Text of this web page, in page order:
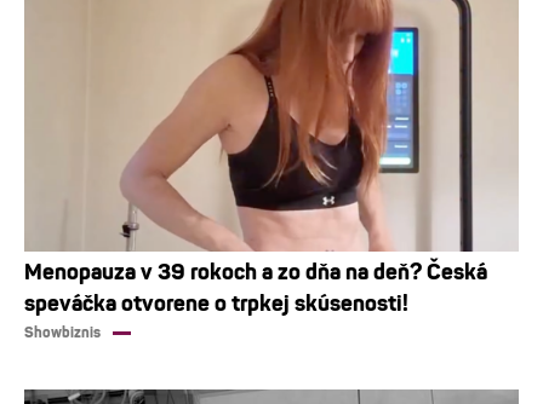
Menopauza v 39 rokoch a zo dňa na deň? Česká
speváčka otvorene o trpkej skúsenosti!
Showbiznis